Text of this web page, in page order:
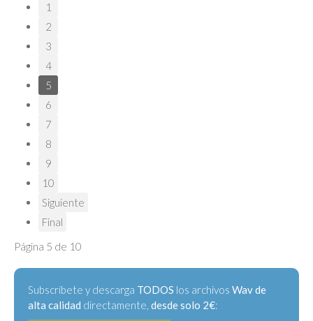
1
2
3
4
5
6
7
8
9
10
Siguiente
Final
Página 5 de 10
Subscríbete y descarga TODOS los archivos Wav de
alta calidad directamente, desde solo 2€: